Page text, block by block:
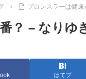
プロレスラーは健
？ – なりゆ
はてブ